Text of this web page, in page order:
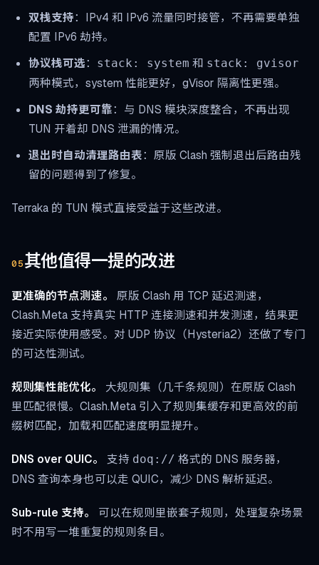
双栈支持：IPv4 和 IPv6 流量同时接管，不再需要单独
配置 IPv6 劫持。
协议栈可选： stack: system 和 stack: gvisor
两种模式，system 性能更好，gVisor 隔离性更强。
DNS 劫持更可靠：与 DNS 模块深度整合，不再出现
TUN 开着却 DNS 泄漏的情况。
退出时自动清理路由表：原版 Clash 强制退出后路由残
留的问题得到了修复。
Terraka 的 TUN 模式直接受益于这些改进。
05其他值得一提的改进
更准确的节点测速。
原版 Clash 用 TCP 延迟测速，
Clash.Meta 支持真实 HTTP 连接测速和并发测速，结果更
接近实际使用感受。对 UDP 协议（Hysteria2）还做了专门
的可达性测试。
规则集性能优化。
大规则集（几千条规则）在原版 Clash
里匹配很慢。Clash.Meta 引入了规则集缓存和更高效的前
缀树匹配，加载和匹配速度明显提升。
DNS over QUIC。 支持 doq:// 格式的 DNS 服务器，
DNS 查询本身也可以走 QUIC，减少 DNS 解析延迟。
Sub-rule 支持。
可以在规则里嵌套子规则，处理复杂场景
时不用写一堆重复的规则条目。